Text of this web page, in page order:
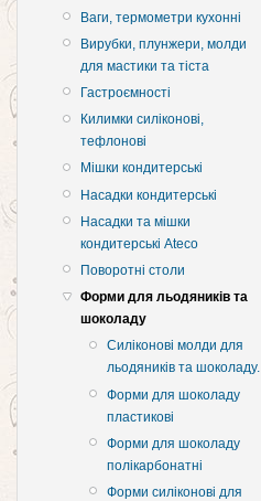
Ваги, термометри кухонні
Вирубки, плунжери, молди
для мастики та тіста
Гастроємності
Килимки силіконові,
тефлонові
Мішки кондитерські
Насадки кондитерські
Насадки та мішки
кондитерські Ateco
Поворотні столи
Форми для льодяників та
шоколаду
Силіконові молди для
льодяників та шоколаду.
Форми для шоколаду
пластикові
Форми для шоколаду
полікарбонатні
Форми силіконові для